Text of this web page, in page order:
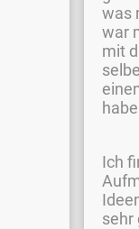
was
war
mit
Ich
sehr